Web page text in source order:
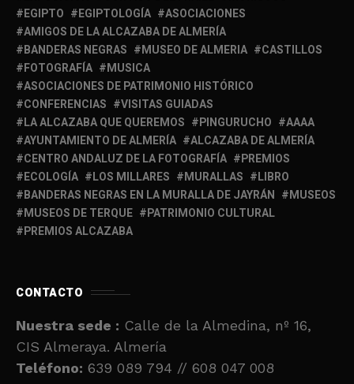
EGIPTO
EGIPTOLOGÍA
ASOCIACIONES
AMIGOS DE LA ALCAZABA DE ALMERÍA
BANDERAS NEGRAS
MUSEO DE ALMERIA
CASTILLOS
FOTOGRAFÍA
MUSICA
ASOCIACIONES DE PATRIMONIO HISTÓRICO
CONFERENCIAS
VISITAS GUIADAS
LA ALCAZABA QUE QUEREMOS
PINGURUCHO
AAAA
AYUNTAMIENTO DE ALMERÍA
ALCAZABA DE ALMERÍA
CENTRO ANDALUZ DE LA FOTOGRAFÍA
PREMIOS
ECOLOGÍA
LOS MILLARES MURALLAS
LIBRO
BANDERAS NEGRAS EN LA MURALLA DE JAYRÁN
MUSEOS
MUSEOS DE TERQUE
PATRIMONIO CULTURAL
PREMIOS ALCAZABA
CONTACTO
Nuestra sede : Calle de la Almedina, nº 16,
CIS Almeraya. Almería
Teléfono: 639 089 794 // 608 047 008